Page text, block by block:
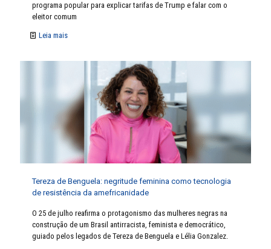
programa popular para explicar tarifas de Trump e falar com o
eleitor comum
Leia mais
Tereza de Benguela: negritude feminina como tecnologia
de resistência da amefricanidade
O 25 de julho reafirma o protagonismo das mulheres negras na
construção de um Brasil antirracista, feminista e democrático,
guiado pelos legados de Tereza de Benguela e Lélia Gonzalez.